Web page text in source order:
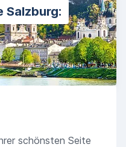
Salzburg:
schönsten Seite